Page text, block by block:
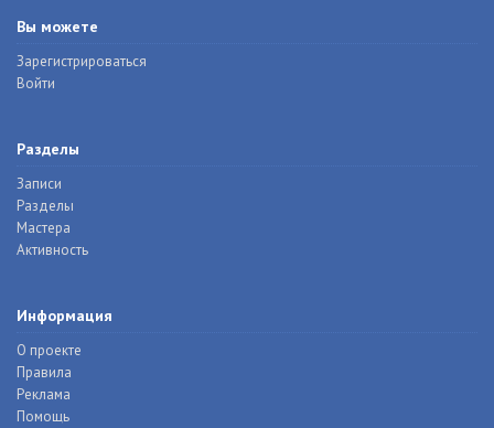
Вы можете
Зарегистрироваться
Войти
Разделы
Записи
Разделы
Мастера
Активность
Информация
О проекте
Правила
Реклама
Помощь